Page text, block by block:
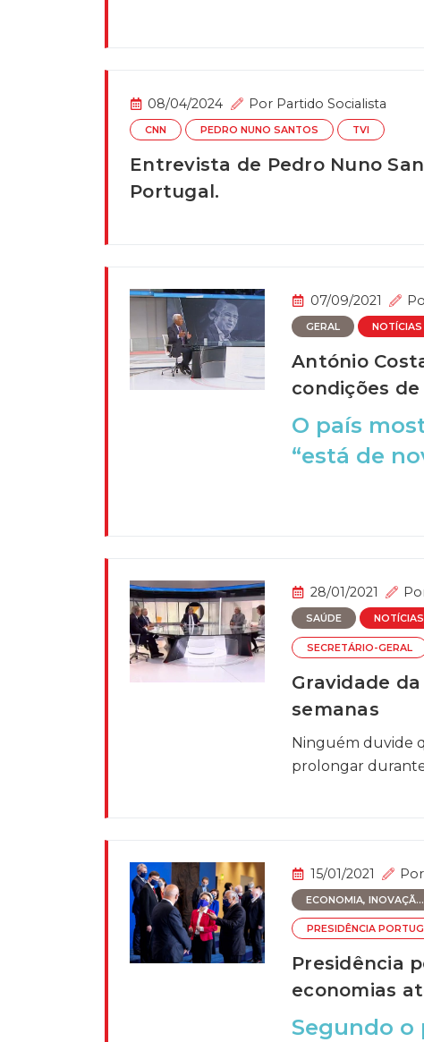
08/04/2024 Por Partido Socialista
CNN PEDRO NUNO SANTOS TVI
Entrevista de Pedro Nuno
Portugal.
07/09/2021
GERAL NOTÍCIAS
António
condições
O país
“está de
28/01/2021
SAÚDE NOTÍCIAS
SECRETÁRIO-GERAL
Gravidade
semanas
Ninguém duvide
prolongar durante
15/01/2021 Por
ECONOMIA, INOVAÇÃ...
PRESIDÊNCIA
Presidência
economias
Segundo o